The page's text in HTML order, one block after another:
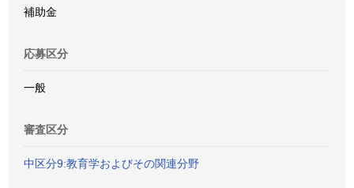
補助金
応募区分
一般
審査区分
中区分9:教育学およびその関連分野